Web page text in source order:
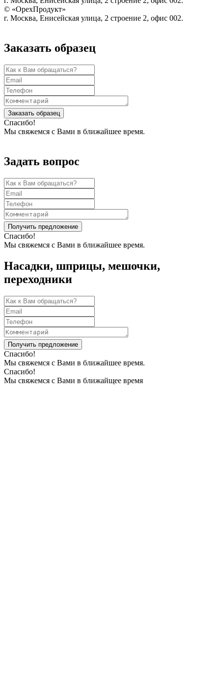
© «ОрехПродукт»
г. Москва, Енисейская улица, 2 строение 2, офис 002.
Заказать образец
Заказать образец
Спасибо!
Мы свяжемся с Вами в ближайшее время.
Задать вопрос
Получить предложение
Спасибо!
Мы свяжемся с Вами в ближайшее время.
Насадки, шприцы, мешочки,
переходники
Получить предложение
Спасибо!
Мы свяжемся с Вами в ближайшее время.
Спасибо!
Мы свяжемся с Вами в ближайщее время